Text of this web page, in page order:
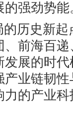
的强劲势能
的历史新
前海百
展的时
业链韧
的产业